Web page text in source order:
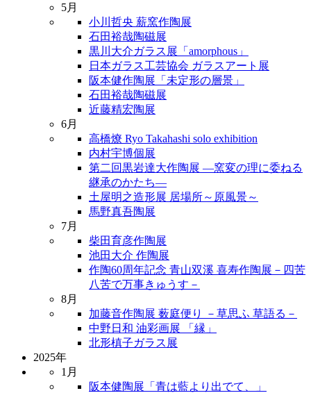
5月
小川哲央 薪窯作陶展
石田裕哉陶磁展
黒川大介ガラス展「amorphous」
日本ガラス工芸協会 ガラスアート展
阪本健作陶展「未定形の層景」
石田裕哉陶磁展
近藤精宏陶展
6月
高橋燎 Ryo Takahashi solo exhibition
内村宇博個展
第二回黒岩達大作陶展 ―窯変の理に委ねる
継承のかたち―
土屋明之造形展 居場所～原風景～
馬野真吾陶展
7月
柴田育彦作陶展
池田大介 作陶展
作陶60周年記念 青山双溪 喜寿作陶展－四苦
八苦で万事きゅうす－
8月
加藤音作陶展 薮庭便り －草思ふ 草語る－
中野日和 油彩画展 「縁」
北形槙子ガラス展
2025年
1月
阪本健陶展「青は藍より出でて、」